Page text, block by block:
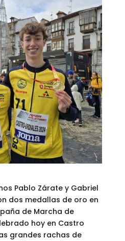
Pablo Zárate y Gabriel
dos medallas de oro en
de Marcha de
hoy en Castro
grandes rachas de